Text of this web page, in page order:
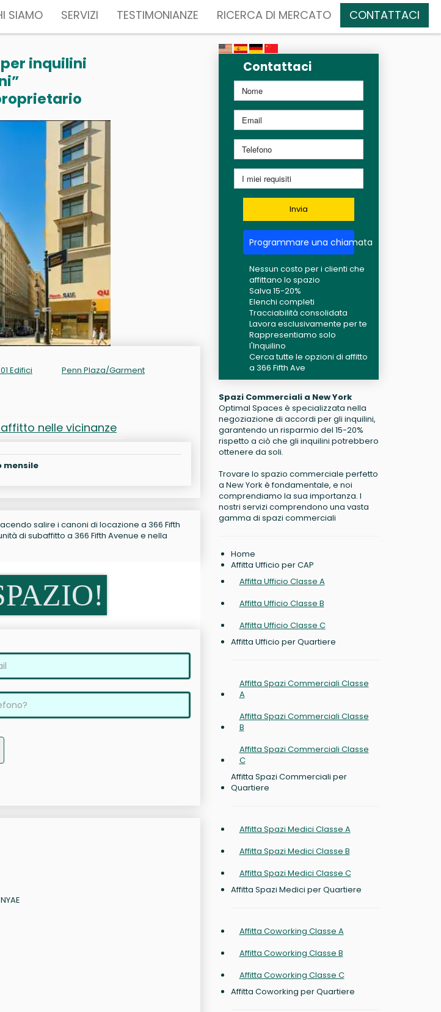
SIAMO SERVIZI TESTIMONIANZE RICERCA DI MERCATO CONTATTACI
inquilini
Edifici Penn Plaza/Garment
nelle vicinanze
salire i canoni di locazione a 366 Fifth
di subaffitto a 366 Fifth Avenue e nella
Contattaci
Invia
Programmare una chiamata
Nessun costo per i clienti che
affittano lo spazio
Salva 15-20%
Elenchi completi
Tracciabilità consolidata
Lavora esclusivamente per te
Rappresentiamo solo
l'Inquilino
Cerca tutte le opzioni di affitto
a 366 Fifth Ave
Spazi Commerciali a New York
Optimal Spaces è specializzata nella
negoziazione di accordi per gli inquilini,
garantendo un risparmio del 15-20%
rispetto a ciò che gli inquilini potrebbero
ottenere da soli.
Trovare lo spazio commerciale perfetto
a New York è fondamentale, e noi
comprendiamo la sua importanza. I
nostri servizi comprendono una vasta
gamma di spazi commerciali
Home
Affitta Ufficio per CAP
Affitta Ufficio Classe A
Affitta Ufficio Classe B
Affitta Ufficio Classe C
Affitta Ufficio per Quartiere
Affitta Spazi Commerciali Classe
A
Affitta Spazi Commerciali Classe
B
Affitta Spazi Commerciali Classe
C
Affitta Spazi Commerciali per
Quartiere
Affitta Spazi Medici Classe A
Affitta Spazi Medici Classe B
Affitta Spazi Medici Classe C
Affitta Spazi Medici per Quartiere
Affitta Coworking Classe A
Affitta Coworking Classe B
Affitta Coworking Classe C
Affitta Coworking per Quartiere